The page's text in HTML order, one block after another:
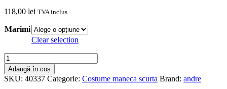
118,00 lei TVA inclus
Marimi
Clear selection
Cantitate
Costum
art
verde
Adaugă în coș
SKU: 40337 Categorie: Costume maneca scurta Brand: andre